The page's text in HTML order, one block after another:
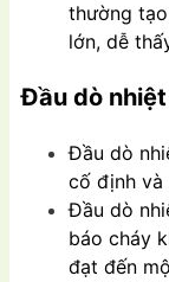
thường
lớn, dễ
Đầu dò nhiệt
Đầu dò
cố định và
Đầu dò
báo cháy
đạt đến